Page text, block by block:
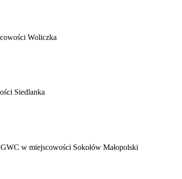
Woliczka
Siedlanka
w miejscowości Sokołów Małopolski